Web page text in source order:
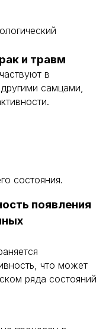
и травм
в
самцами,
состояния.
появления
что может
ряда состояний